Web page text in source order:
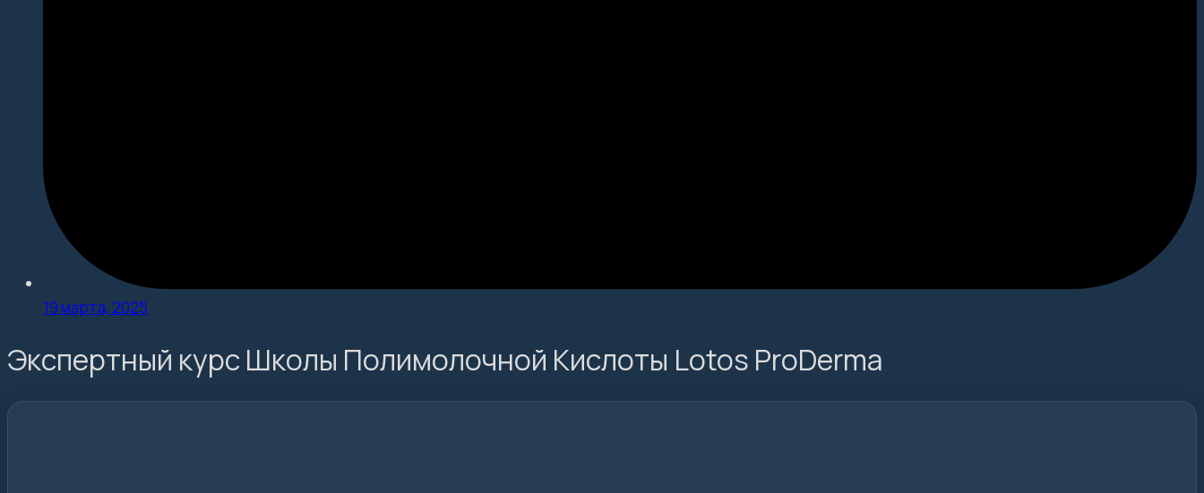
19 марта, 2025
Экспертный курс Школы Полимолочной Кислоты Lotos ProDerma